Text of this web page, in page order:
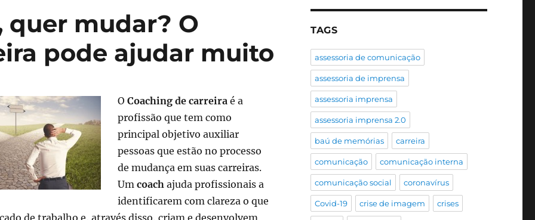
quer mudar? O
pode ajudar muito
O Coaching de carreiraé a
profissão que tem como
principal objetivo auxiliar
pessoas que estão no processo
de mudança em suas carreiras.
Um coachajuda profissionais a
identificarem com clareza o que
TAGS
assessoria de comunicação
assessoria de imprensa
assessoria imprensa
assessoria imprensa 2.0
baú de memórias carreira
comunicação comunicação interna
comunicação social coronavírus
Covid-19 crise de imagem crises